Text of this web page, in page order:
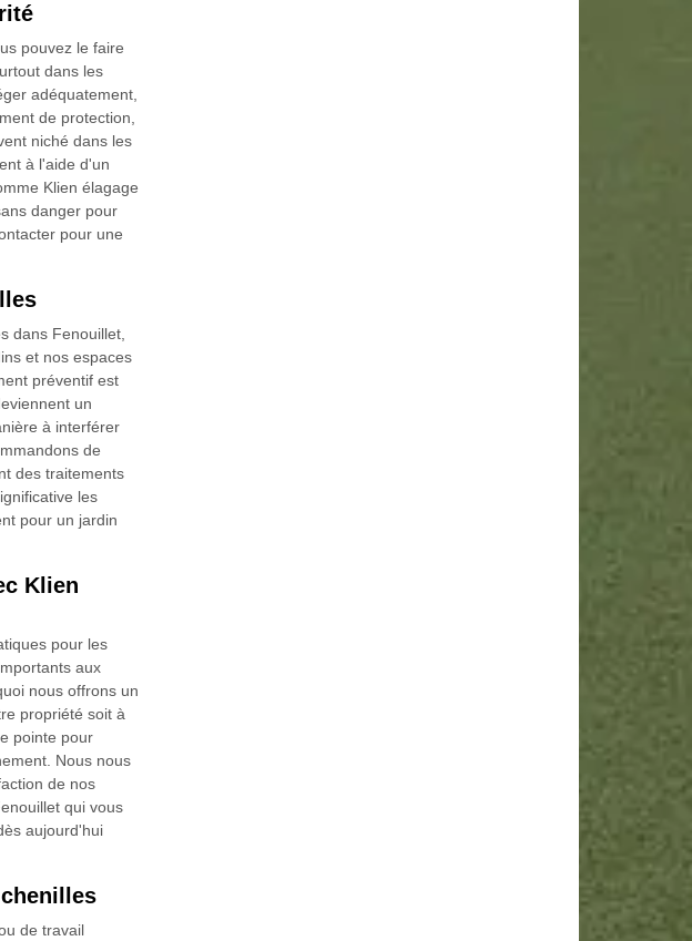
pouvez le faire
dans les
adéquatement,
de protection,
niché dans les
à l'aide d'un
Klien élagage
danger pour
pour une
dans Fenouillet,
et nos espaces
préventif est
un
à interférer
de
des traitements
les
pour un jardin
Klien
pour les
aux
nous offrons un
propriété soit à
pointe pour
Nous nous
de nos
qui vous
aujourd'hui
de travail